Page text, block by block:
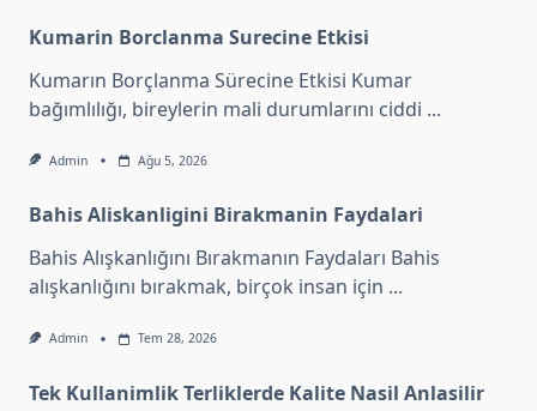
Kumarin Borclanma Surecine Etkisi
Kumarın Borçlanma Sürecine Etkisi Kumar
bağımlılığı, bireylerin mali durumlarını ciddi ...
Admin Ağu 5, 2026
Bahis Aliskanligini Birakmanin Faydalari
Bahis Alışkanlığını Bırakmanın Faydaları Bahis
alışkanlığını bırakmak, birçok insan için ...
Admin Tem 28, 2026
Tek Kullanimlik Terliklerde Kalite Nasil Anlasilir